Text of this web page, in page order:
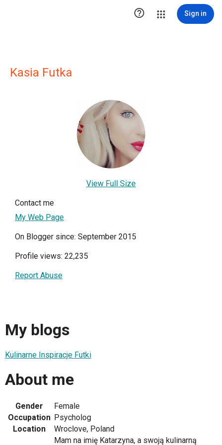
 Sign in
Kasia Futka
View Full Size
Contact me
My Web Page
On Blogger since: September 2015
Profile views: 22,235
Report Abuse
My blogs
Kulinarne Inspiracje Futki
About me
Gender
Female
Occupation Psycholog
Location
Wroclove, Poland
Mam na imię Katarzyna, a swoją kulinarną